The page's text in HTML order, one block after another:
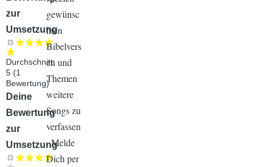
zur
Umsetzung
Durchschnitt:
5 (1
Bewertung)
Audiodatei
Deine
Bewertung
zur
Umsetzung
gewünsc
hten
Bibelvers
en und
Themen
weitere
Songs zu
verfassen
. Melde
Dich per